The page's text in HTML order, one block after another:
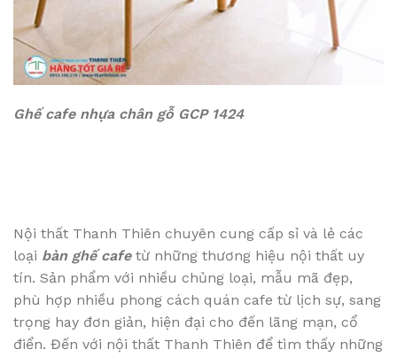
Ghế cafe nhựa chân gỗ GCP 1424
Nội thất Thanh Thiên chuyên cung cấp sỉ và lẻ các
loại bàn ghế cafetừ những thương hiệu nội thất uy
tín. Sản phẩm với nhiều chủng loại, mẫu mã đẹp,
phù hợp nhiều phong cách quán cafe từ lịch sự, sang
trọng hay đơn giản, hiện đại cho đến lãng mạn, cổ
điển. Đến với nội thất Thanh Thiên để tìm thấy những